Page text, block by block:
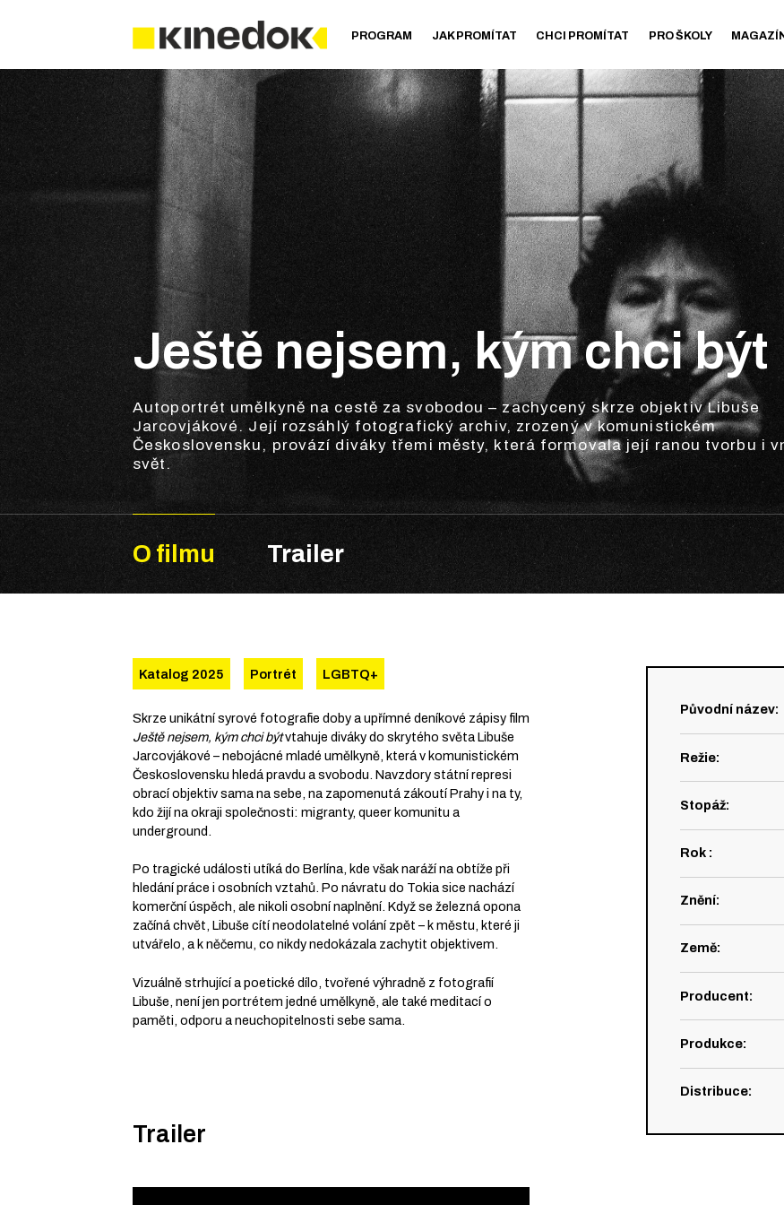
PROGRAM JAK PROMÍTAT CHCI PROMÍTAT PRO ŠKOLY
Ještě nejsem, kým chci být
Autoportrét umělkyně na cestě za svobodou – zachycený skrze objektiv Libuše
Jarcovjákové. Její rozsáhlý fotografický archiv, zrozený v komunistickém
Československu, provází diváky třemi městy, která formovala její ranou tvorbu i
svět.
O filmu Trailer
Katalog 2025 Portrét LGBTQ+
Skrze unikátní syrové fotografie doby a upřímné deníkové zápisy film
Ještě nejsem, kým chci býtvtahuje diváky do skrytého světa Libuše
Jarcovjákové – nebojácné mladé umělkyně, která v komunistickém
Československu hledá pravdu a svobodu. Navzdory státní represi
obrací objektiv sama na sebe, na zapomenutá zákoutí Prahy i na ty,
kdo žijí na okraji společnosti: migranty, queer komunitu a
underground.
Po tragické události utíká do Berlína, kde však naráží na obtíže při
hledání práce i osobních vztahů. Po návratu do Tokia sice nachází
komerční úspěch, ale nikoli osobní naplnění. Když se železná opona
začíná chvět, Libuše cítí neodolatelné volání zpět – k městu, které ji
utvářelo, a k něčemu, co nikdy nedokázala zachytit objektivem.
Vizuálně strhující a poetické dílo, tvořené výhradně z fotografií
Libuše, není jen portrétem jedné umělkyně, ale také meditací o
paměti, odporu a neuchopitelnosti sebe sama.
Trailer
Původní název:
Režie:
Stopáž:
Rok :
Znění:
Země:
Producent:
Produkce:
Distribuce: